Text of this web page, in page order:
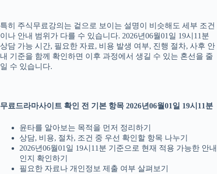
특히 주식무료강의는 겉으로 보이는 설명이 비슷해도 세부 조건
이나 안내 범위가 다를 수 있습니다. 2026년06월01일 19시11분
상담 가능 시간, 필요한 자료, 비용 발생 여부, 진행 절차, 사후 안
내 기준을 함께 확인하면 이후 과정에서 생길 수 있는 혼선을 줄
일 수 있습니다.
무료드라마사이트 확인 전 기본 항목 2026년06월01일 19시11분
윤타를 알아보는 목적을 먼저 정리하기
상담, 비용, 절차, 조건 중 우선 확인할 항목 나누기
2026년06월01일 19시11분 기준으로 현재 적용 가능한 안내
인지 확인하기
필요한 자료나 개인정보 제출 여부 살펴보기